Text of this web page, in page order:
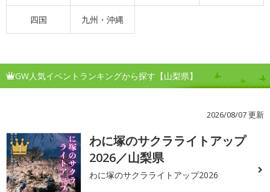
四国 九州・沖縄
GW人気イベントランキングから探す【山梨県】
2026/08/07 更新
1
わに塚のサクラライトアップ
2026／山梨県
わに塚のサクラライトアップ2026